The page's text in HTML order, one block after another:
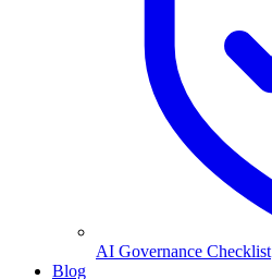
AI Governance Checklist
Blog